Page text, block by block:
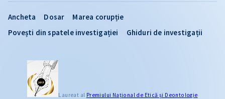
Ancheta Dosar
Marea corupție
Povești din spatele investigației
Ghiduri de investigații
Laureat al Premiului Naţional de Etică și Deontologie